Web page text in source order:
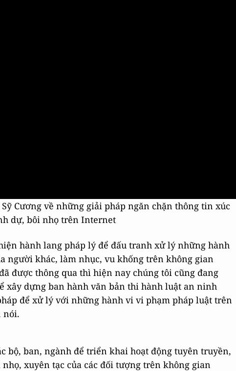
Cương về những giải pháp ngăn chặn thông tin xúc
dự, bôi nhọ trên Internet
hành lang pháp lý để đấu tranh xử lý những hành
người khác, làm nhục, vu khống trên không gian
được thông qua thì hiện nay chúng tôi cũng đang
xây dựng ban hành văn bản thi hành luật an ninh
để xử lý với những hành vi vi phạm pháp luật trên
nói.
bộ, ban, ngành để triển khai hoạt động tuyên truyền,
xuyên tạc của các đối tượng trên không gian